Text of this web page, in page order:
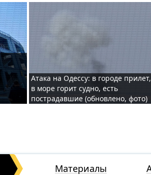
Атака на Одессу: в городе прилет,
в море горит судно, есть
пострадавшие (обновлено, фото)
Материалы